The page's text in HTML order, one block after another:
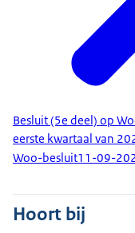
Besluit (5e deel) op
eerste kwartaal van
Woo-besluit11-09-
Hoort bij